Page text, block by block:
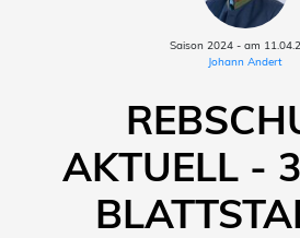
Saison 2024 - am
Johann Andert
AKTUELL -